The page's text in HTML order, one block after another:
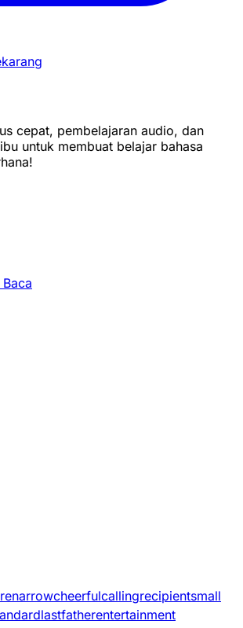
cepat, pembelajaran audio, dan
untuk membuat belajar bahasa
narrowcheerfulcallingrecipientsmall
lastfatherentertainment